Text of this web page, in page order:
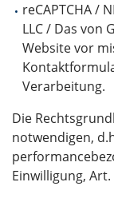
reCAPTCHA /
LLC / Das von
Website vor
Verarbeitung.
Die
notwendigen,
Einwilligung, Art.